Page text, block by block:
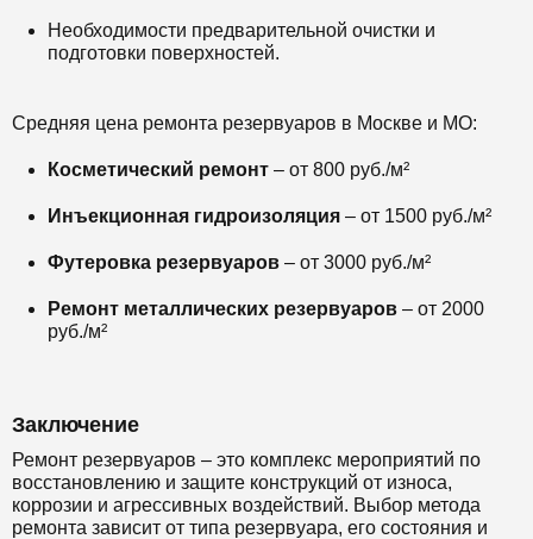
Необходимости предварительной очистки и
подготовки поверхностей.
Средняя цена ремонта резервуаров в Москве и МО:
Косметический ремонт – от 800 руб./м²
Инъекционная гидроизоляция – от 1500 руб./м²
Футеровка резервуаров – от 3000 руб./м²
Ремонт металлических резервуаров – от 2000
руб./м²
Заключение
Ремонт резервуаров – это комплекс мероприятий по
восстановлению и защите конструкций от износа,
коррозии и агрессивных воздействий. Выбор метода
ремонта зависит от типа резервуара, его состояния и